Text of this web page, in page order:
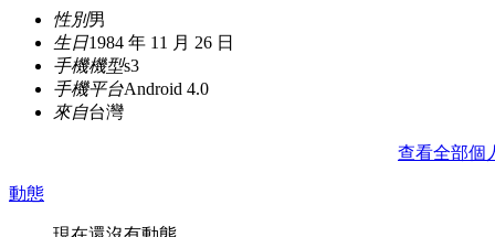
性別男
生日1984 年 11 月 26 日
手機機型s3
手機平台Android 4.0
來自台灣
查看全部個
動態